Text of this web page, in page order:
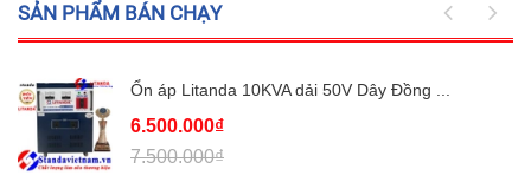
SẢN PHẨM BÁN CHẠY
Ổn áp Litanda 10KVA dải 50V Dây Đồng ...
6.500.000₫
7.500.000₫